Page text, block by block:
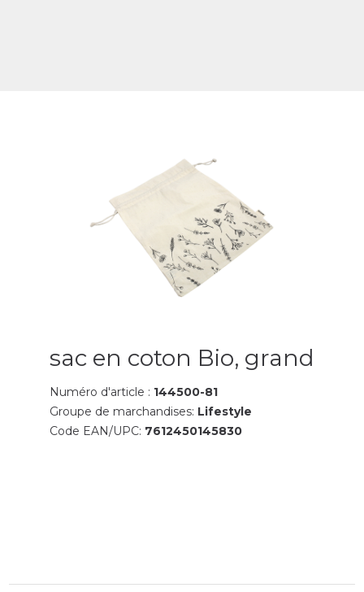
sac en coton Bio, grand
Numéro d'article : 144500-81
Groupe de marchandises: Lifestyle
Code EAN/UPC: 7612450145830